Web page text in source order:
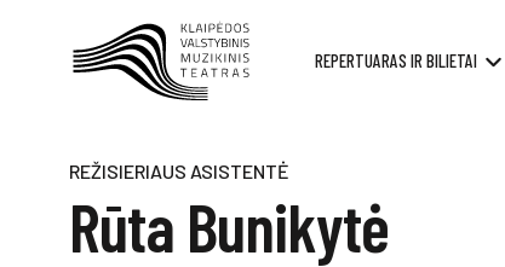
REPERTUARAS IR BILIETAI
REŽISIERIAUS ASISTENTĖ
Rūta Bunikytė